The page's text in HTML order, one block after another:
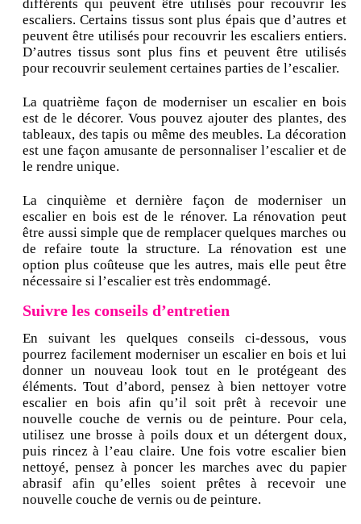
différents qui peuvent être utilisés pour recouvrir les
escaliers. Certains tissus sont plus épais que d’autres et
peuvent être utilisés pour recouvrir les escaliers entiers.
D’autres tissus sont plus fins et peuvent être utilisés
pour recouvrir seulement certaines parties de l’escalier.
La quatrième façon de moderniser un escalier en bois
est de le décorer. Vous pouvez ajouter des plantes, des
tableaux, des tapis ou même des meubles. La décoration
est une façon amusante de personnaliser l’escalier et de
le rendre unique.
La cinquième et dernière façon de moderniser un
escalier en bois est de le rénover. La rénovation peut
être aussi simple que de remplacer quelques marches ou
de refaire toute la structure. La rénovation est une
option plus coûteuse que les autres, mais elle peut être
nécessaire si l’escalier est très endommagé.
Suivre les conseils d’entretien
En suivant les quelques conseils ci-dessous, vous
pourrez facilement moderniser un escalier en bois et lui
donner un nouveau look tout en le protégeant des
éléments. Tout d’abord, pensez à bien nettoyer votre
escalier en bois afin qu’il soit prêt à recevoir une
nouvelle couche de vernis ou de peinture. Pour cela,
utilisez une brosse à poils doux et un détergent doux,
puis rincez à l’eau claire. Une fois votre escalier bien
nettoyé, pensez à poncer les marches avec du papier
abrasif afin qu’elles soient prêtes à recevoir une
nouvelle couche de vernis ou de peinture.